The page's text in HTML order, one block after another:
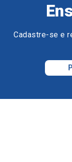
Cadastre-se e